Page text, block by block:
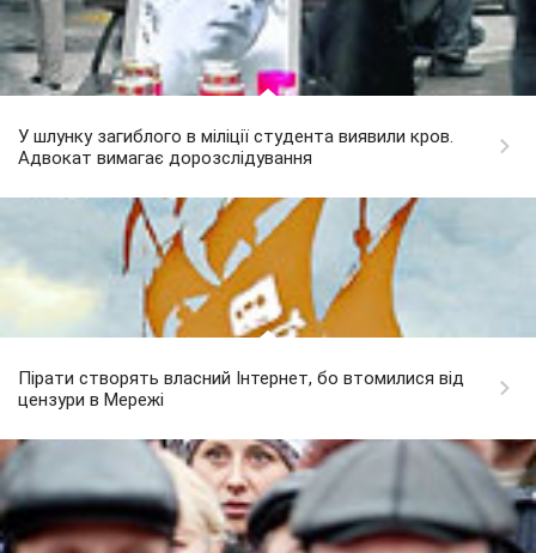
У шлунку загиблого в міліції студента виявили кров.
Адвокат вимагає дорозслідування
Пірати створять власний Інтернет, бо втомилися від
цензури в Мережі